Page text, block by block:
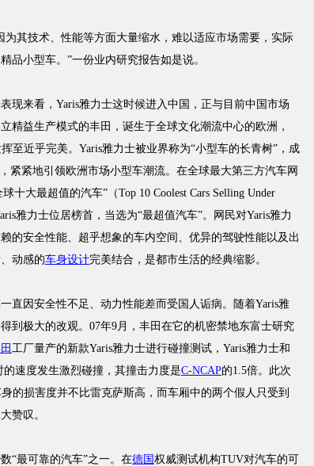
其技术、性能等方面大量缩水，难以适应市场需要，实际
品小型车。”一份业内研究报告如是说。
来看，Yaris雅力士这时候进入中国，正与目前中国市场
精益生产模式的丰田，诞生于全球文化潮流中心的欧洲，
至近乎完美。Yaris雅力士被业界称为“小型车的长青树”，成
紧紧地引领欧洲市场小型车潮流。在全球最大第三方汽车网
十大最超值的汽车”（Top 10 Coolest Cars Selling Under
雅力士位居榜首，当选为“最超值汽车”。网民对Yaris雅力
的安全性能、超乎想象的车内空间、优异的驾驶性能以及出
动感的车身设计完美结合，是都市生活的经典缩影。
因安全性不足、动力性能差而受国人诟病。随着Yaris雅
到极大的改观。07年9月，丰田在它的机密禁地东富士研究
工厂量产的新款Yaris雅力士进行碰撞测试，Yaris雅力士和
的速度发生激烈碰撞，其撞击力度是C-NCAP的1.5倍。此次
的损害度并不比雷克萨斯高，而车厢中的两个假人只受到
赞叹。
最可靠的汽车”之一。在德国 权威测试机构TUV对汽车的可